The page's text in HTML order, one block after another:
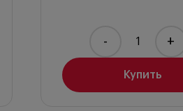
Купить
- +